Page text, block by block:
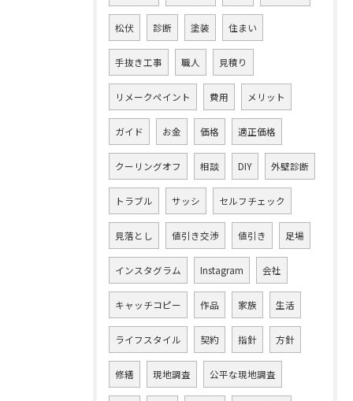
松伏 診断 塗装 住まい
手抜き工事 職人 見積り
リメークペイント 費用 メリット
ガイド お金 価格 適正価格
クーリングオフ 相談 DIY 外壁診断
トラブル サッシ セルフチェック
見落とし 値引き交渉 値引き 足場
インスタグラム Instagram 会社
キャッチコピー 作品 家族 生活
ライフスタイル 契約 指針 方針
修繕 現地調査 公平な現地調査